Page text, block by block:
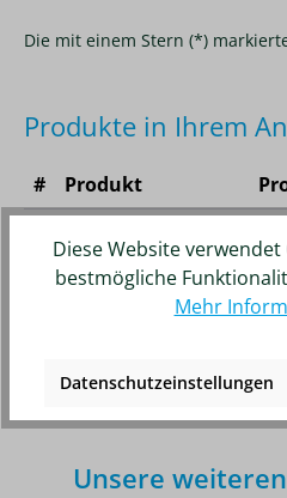
Die mit einem Stern (*)
Produkte in Ihrem
# Produkt
Kompressor 12
Volt LWU
Unsere
Diese Website
bestmögliche
Mehr
Datenschutzeinstellungen